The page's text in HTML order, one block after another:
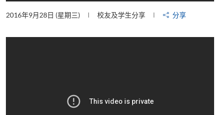
2016年9月28日 (星期三) 校友及学生分享 分享